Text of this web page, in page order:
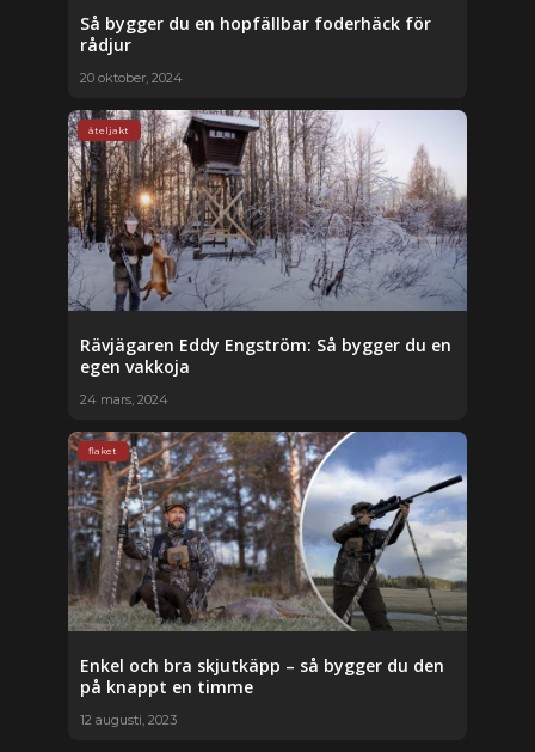
Så bygger du en hopfällbar foderhäck för
rådjur
20 oktober, 2024
åteljakt
Rävjägaren Eddy Engström: Så bygger du en
egen vakkoja
24 mars, 2024
flaket
Enkel och bra skjutkäpp – så bygger du den
på knappt en timme
12 augusti, 2023